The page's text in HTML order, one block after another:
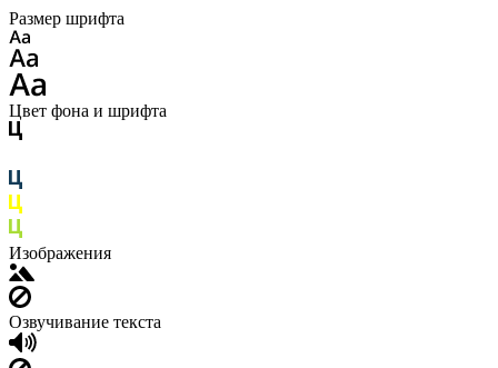
Размер шрифта
Цвет фона и шрифта
Изображения
Озвучивание текста